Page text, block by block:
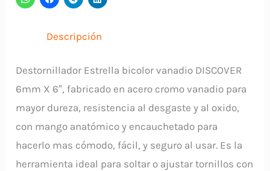
Descripción
Destornillador Estrella bicolor vanadio DISCOVER
6mm X 6″, fabricado en acero cromo vanadio para
mayor dureza, resistencia al desgaste y al oxido,
con mango anatómico y encauchetado para
hacerlo mas cómodo, fácil, y seguro al usar. Es la
herramienta ideal para soltar o ajustar tornillos con